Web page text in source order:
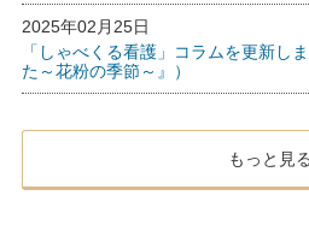
2025年02月25日
「しゃべくる看護」コラムを更新し
た～花粉の季節～』）
もっと見る